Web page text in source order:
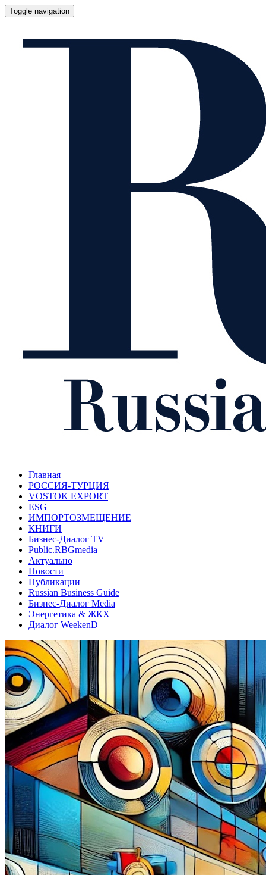
Toggle navigation
Главная
РОССИЯ-ТУРЦИЯ
VOSTOK EXPORT
ESG
ИМПОРТОЗМЕЩЕНИЕ
КНИГИ
Бизнес-Диалог TV
Public.RBGmedia
Актуально
Новости
Публикации
Russian Business Guide
Бизнес-Диалог Media
Энергетика & ЖКХ
Диалог WeekenD